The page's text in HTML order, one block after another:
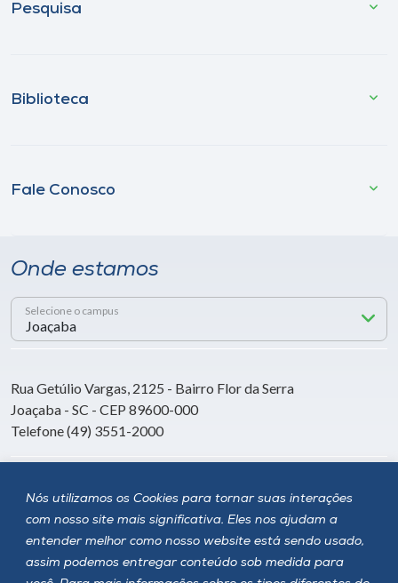
Nós utilizamos os Cookies para tornar suas interações
com nosso site mais significativa. Eles nos ajudam a
entender melhor como nosso website está sendo usado,
assim podemos entregar conteúdo sob medida para
Pesquisa
Biblioteca
Fale Conosco
Onde estamos
Selecione o campus
Rua Getúlio Vargas, 2125 - Bairro Flor da Serra
Joaçaba - SC - CEP 89600-000
Telefone (49) 3551-2000
Siga a Unoesc